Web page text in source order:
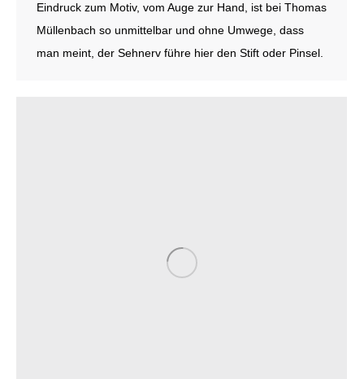
Eindruck zum Motiv, vom Auge zur Hand, ist bei Thomas
Müllenbach so unmittelbar und ohne Umwege, dass
man meint, der Sehnerv führe hier den Stift oder Pinsel.